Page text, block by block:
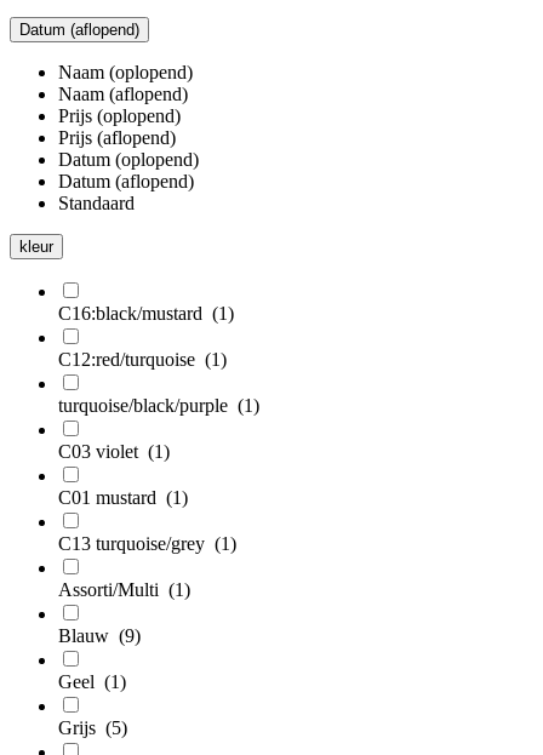
Datum (aflopend)
Naam (oplopend)
Naam (aflopend)
Prijs (oplopend)
Prijs (aflopend)
Datum (oplopend)
Datum (aflopend)
Standaard
kleur
C16:black/mustard (1)
C12:red/turquoise (1)
turquoise/black/purple (1)
C03 violet (1)
C01 mustard (1)
C13 turquoise/grey (1)
Assorti/Multi (1)
Blauw (9)
Geel (1)
Grijs (5)